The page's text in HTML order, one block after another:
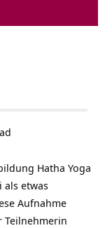
Hatha Yoga
als etwas
Aufnahme
Teilnehmerin